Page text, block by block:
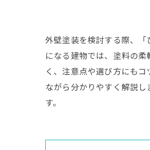
外壁塗装を検討する際、
になる建物では、塗料の
く、注意点や選び方にも
ながら分かりやすく解説
す。